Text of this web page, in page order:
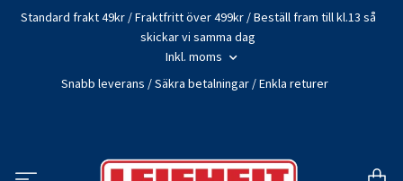
Standard frakt 49kr / Fraktfritt över 499kr / Beställ fram till kl.13 så
skickar vi samma dag
Inkl. moms
Snabb leverans / Säkra betalningar / Enkla returer